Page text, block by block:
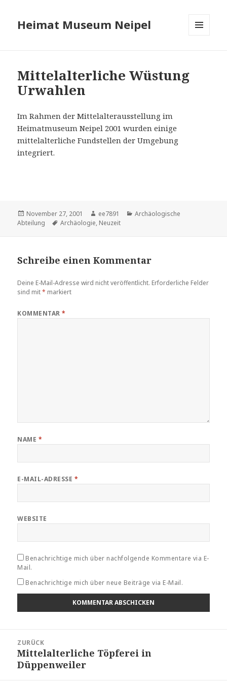
Heimat Museum Neipel
Mittelalterliche Wüstung
Urwahlen
Im Rahmen der Mittelalterausstellung im
Heimatmuseum Neipel 2001 wurden einige
mittelalterliche Fundstellen der Umgebung
integriert.
Veröffentlicht
am
November 27, 2001 Autor
ee7891 Kategorien
Archäologische
Abteilung
Schlagwörter
Archäologie, Neuzeit
Schreibe einen Kommentar
Deine E-Mail-Adresse wird nicht veröffentlicht. Erforderliche Felder
sind mit* markiert
KOMMENTAR*
NAME *
E-MAIL-ADRESSE *
WEBSITE
Benachrichtige mich über nachfolgende Kommentare via E-
Mail.
Benachrichtige mich über neue Beiträge via E-Mail.
ZURÜCK
Vorheriger
Beitrag:
Mittelalterliche Töpferei in
Düppenweiler